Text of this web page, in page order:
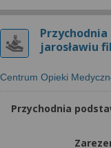
jarosławiu
Centrum Opieki
Przychodnia